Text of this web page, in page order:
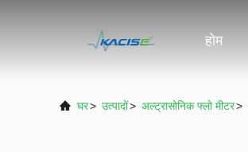
होम
घर> उत्पादों> अल्ट्रासोनिक फ्लो मीटर>